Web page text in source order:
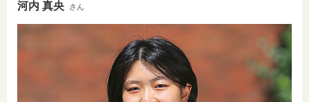
河内 真央 さん